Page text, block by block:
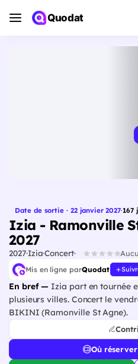
Quodat
Date de sortie · 22 janvier 2027·167
Izia - Ramonville
2027
2027IziaConcert
Mis en ligne parQuodat
En bref — Izia part en tournée
plusieurs villes. Concert le
BIKINI (Ramonville St Agne).
Où réserver